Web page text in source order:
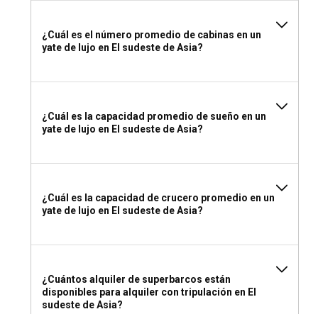
Empaca ropa ligera, bloqueador solar, medicamentos
Sudeste Asiático. ¡No olvides empacar tu sentido de
fascinante!
¿Cuál es el número promedio de cabinas en un
yate de lujo en El sudeste de Asia?
¿Cuál es la capacidad promedio de sueño en un
yate de lujo en El sudeste de Asia?
¿Cuál es la capacidad de crucero promedio en un
yate de lujo en El sudeste de Asia?
¿Cuántos alquiler de superbarcos están
disponibles para alquiler con tripulación en El
sudeste de Asia?